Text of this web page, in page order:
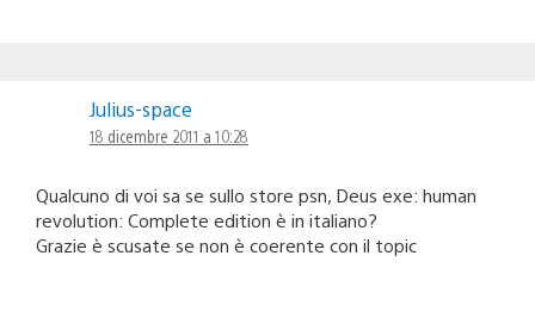
Julius-space
18 dicembre 2011 a 10:28
Qualcuno di voi sa se sullo store psn, Deus exe: human
revolution: Complete edition è in italiano?
Grazie è scusate se non è coerente con il topic